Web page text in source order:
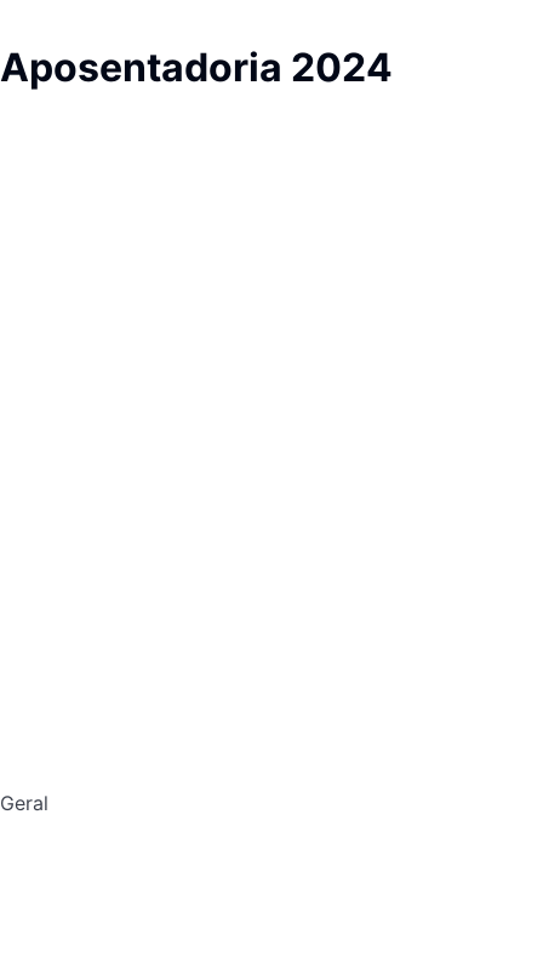
Aposentadoria 2024
Geral